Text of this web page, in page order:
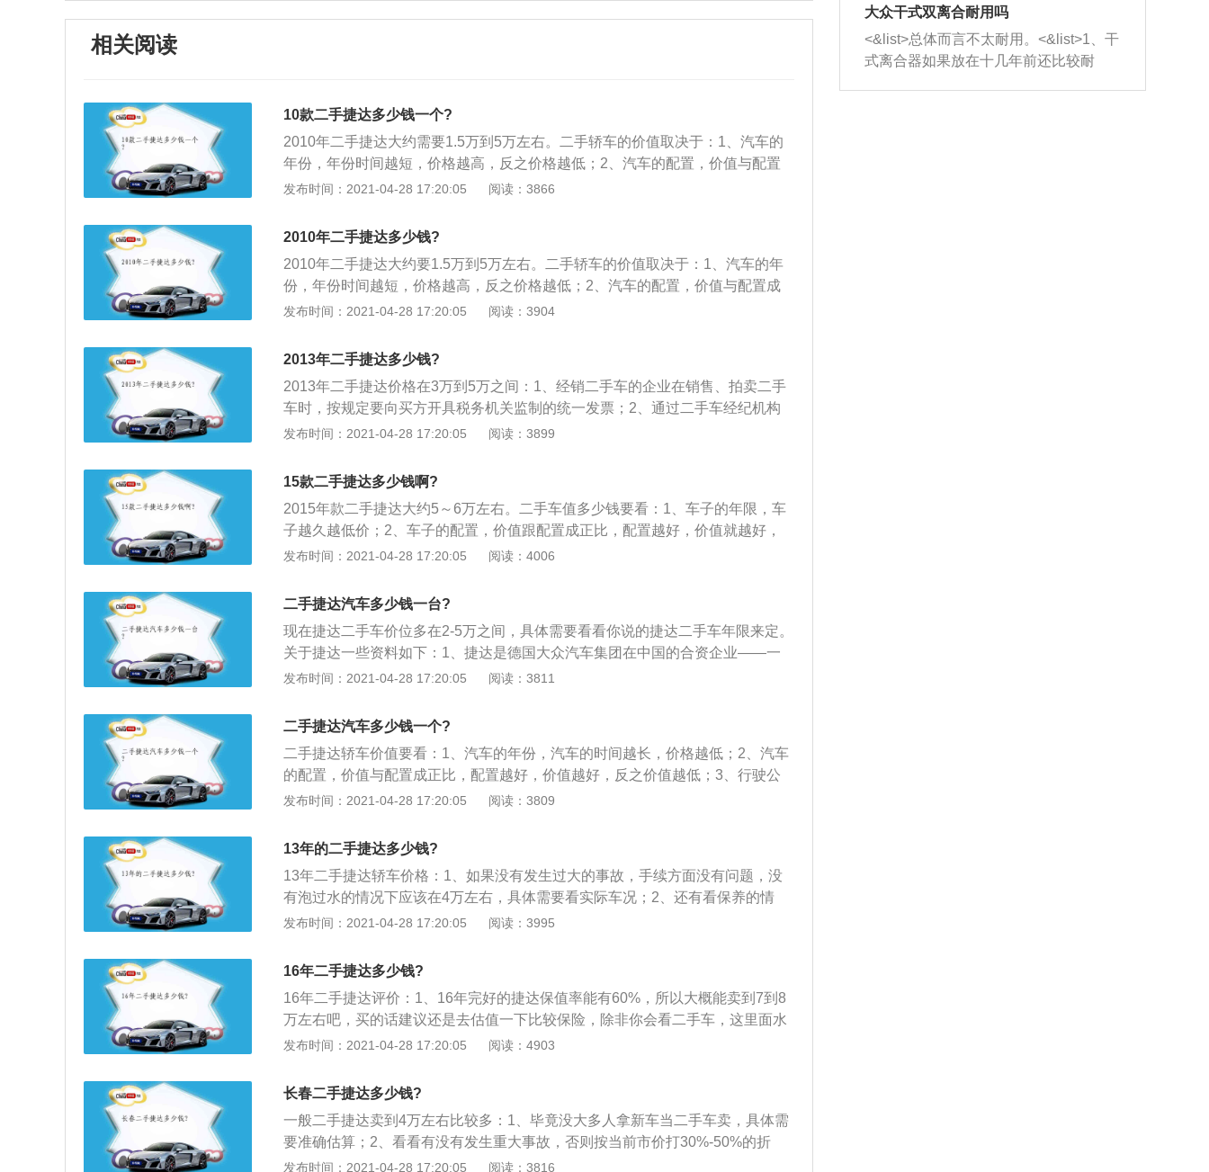
相关阅读
10款二手捷达多少钱一个?
2010年二手捷达大约需要1.5万到5万左右。二手轿车的价值取决于：1、汽车的
年份，年份时间越短，价格越高，反之价格越低；2、汽车的配置，价值与配置
成正比，配置越好，价值越好，反之价值越低；3、行驶公里，行驶公里越小，
发布时间：2021-04-28 17:20:05 阅读：3866
2010年二手捷达多少钱?
2010年二手捷达大约要1.5万到5万左右。二手轿车的价值取决于：1、汽车的年
份，年份时间越短，价格越高，反之价格越低；2、汽车的配置，价值与配置成
正比，配置越好，价值越好，反之价值越低；3、行驶公里，行驶公里越小，价
发布时间：2021-04-28 17:20:05 阅读：3904
2013年二手捷达多少钱?
2013年二手捷达价格在3万到5万之间：1、经销二手车的企业在销售、拍卖二手
车时，按规定要向买方开具税务机关监制的统一发票；2、通过二手车经纪机构
进行二手车交易和二手车直接交易进行的，应当由二手车交易市场经营者按规定
完成后，现车辆所有人应当凭税务机关监制的统一发票，按法律、法规有关规定
办理转移登记手续。
发布时间：2021-04-28 17:20:05 阅读：3899
15款二手捷达多少钱啊?
2015年款二手捷达大约5～6万左右。二手车值多少钱要看：1、车子的年限，车
子越久越低价；2、车子的配置，价值跟配置成正比，配置越好，价值就越好，
反之价值就越低；3、行驶公里、行驶公里越小，价值就越好，反之价值就越
发布时间：2021-04-28 17:20:05 阅读：4006
二手捷达汽车多少钱一台?
现在捷达二手车价位多在2-5万之间，具体需要看看你说的捷达二手车年限来定。
关于捷达一些资料如下：1、捷达是德国大众汽车集团在中国的合资企业——一
汽-大众汽车有限公司生产汽车品牌；2、捷达于1979年在欧洲上市，就其结构来
是Golf的衍生型。
发布时间：2021-04-28 17:20:05 阅读：3811
二手捷达汽车多少钱一个?
二手捷达轿车价值要看：1、汽车的年份，汽车的时间越长，价格越低；2、汽车
的配置，价值与配置成正比，配置越好，价值越好，反之价值越低；3、行驶公
里、行驶公里越小，价值越好，反之价值越低。
发布时间：2021-04-28 17:20:05 阅读：3809
13年的二手捷达多少钱?
13年二手捷达轿车价格：1、如果没有发生过大的事故，手续方面没有问题，没
有泡过水的情况下应该在4万左右，具体需要看实际车况；2、还有看保养的情
况，有没有大修过，具体车龄、配置及里程等信息才可以准确估价，捷达的车子
去看看。
发布时间：2021-04-28 17:20:05 阅读：3995
16年二手捷达多少钱?
16年二手捷达评价：1、16年完好的捷达保值率能有60%，所以大概能卖到7到8
万左右吧，买的话建议还是去估值一下比较保险，除非你会看二手车，这里面水
分很大的；2、除掉事故车，车辆基本上不会有太多的问题，同时厂家还有提供
一些想买准新车的人群；3、捷达对的里程数没有多大影响，只要没有租车历
史，一般里程数也不太多。此外，捷达可以随意驾驶汽车使用60W里程以上。
发布时间：2021-04-28 17:20:05 阅读：4903
长春二手捷达多少钱?
一般二手捷达卖到4万左右比较多：1、毕竟没大多人拿新车当二手车卖，具体需
要准确估算；2、看看有没有发生重大事故，否则按当前市价打30%-50%的折
扣，看看保险还有多久，审车还有多久，保险的时间长短必须与审车费用按时加
发布时间：2021-04-28 17:20:05 阅读：3816
室，最后形成废气排出，就可以让三元
催化器得到清洗，排气管堵塞的情况就
能够得到解决。
造成烧机油。<&list>3、机油粘度。使用
机油粘度过小的话，同样会有烧机油现
象，机油粘度过小具有很好的流动性，
无法制作，需要将车辆送到修理厂或4s
店；<&list>2.车辆半轴套管防尘罩破
裂，破裂后会出现漏油现象，使半轴磨
损严重，磨损的半轴容易损坏，产生异
响；<&list>3.稳定器的转向胶套和球头
大众干式双离合耐用吗
<&list>总体而言不太耐用。<&list>1、干
式离合器如果放在十几年前还比较耐